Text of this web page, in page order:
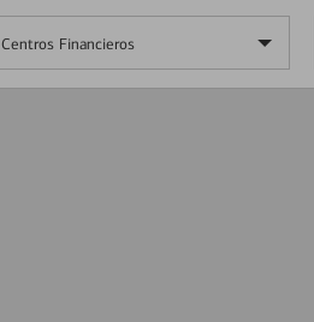
Centros Financieros